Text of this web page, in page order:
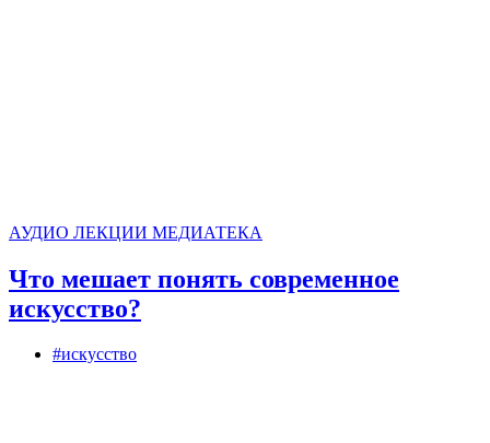
АУДИО ЛЕКЦИИ МЕДИАТЕКА
Что мешает понять современное
искусство?
#искусство